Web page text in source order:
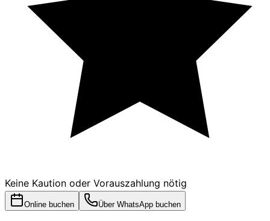
Keine Kaution oder Vorauszahlung nötig
Online buchen Über WhatsApp buchen